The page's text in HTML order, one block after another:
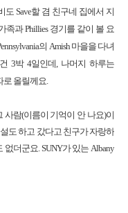
도 Save할 겸 친구네 집에서 지
족과 Phillies 경기를 같이 볼 요
의 Amish 마을을 다녀
3박 4일인데, 나머지 하루는
로 올릴께요.
사람(이름이 기억이 안 나요)이
도 하고 갔다고 친구가 자랑하
없더군요. SUNY가 있는 Albany